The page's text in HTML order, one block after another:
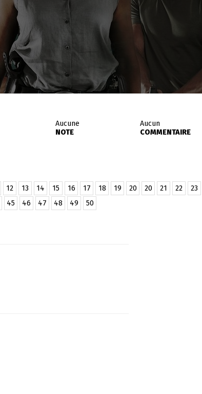
Aucune
NOTE
Aucun
COMMENTAIRE
12 13 14 15 16 17 18 19 20 20 21 22 23
45 46 47 48 49 50